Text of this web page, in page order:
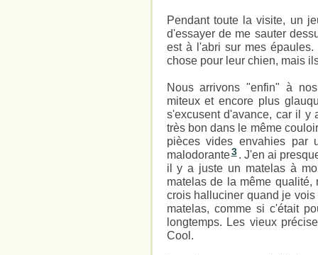
Pendant toute la visite, un
d'essayer de me sauter
est à l'abri sur mes
chose pour leur chien, mais
Nous arrivons "enfin" à
miteux et encore plus
s'excusent d'avance, car il y
très bon dans le même
pièces vides envahies par
malodorante3 . J'en ai
il y a juste un matelas à
matelas de la même
crois halluciner quand je vois
matelas, comme si c'était
longtemps. Les vieux
Cool.